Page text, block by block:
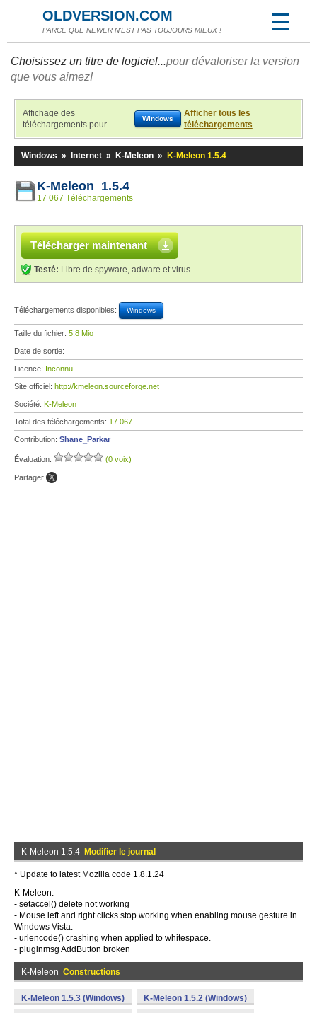
OLDVERSION.COM
PARCE QUE NEWER N'EST PAS TOUJOURS MIEUX !
Choisissez un titre de logiciel...pour dévaloriser la version
que vous aimez!
Affichage des
téléchargements pour
Windows
Afficher tous les
téléchargements
Windows » Internet » K-Meleon » K-Meleon 1.5.4
K-Meleon 1.5.4
17 067 Téléchargements
Télécharger maintenant
Testé: Libre de spyware, adware et virus
Téléchargements disponibles: Windows
Taille du fichier: 5,8 Mio
Date de sortie:
Licence: Inconnu
Site officiel: http://kmeleon.sourceforge.net
Société: K-Meleon
Total des téléchargements: 17 067
Contribution: Shane_Parkar
Évaluation: (0 voix)
Partager:
K-Meleon 1.5.4 Modifier le journal
* Update to latest Mozilla code 1.8.1.24
K-Meleon:
- setaccel() delete not working
- Mouse left and right clicks stop working when enabling mouse gesture in
Windows Vista.
- urlencode() crashing when applied to whitespace.
- pluginmsg AddButton broken
K-Meleon Constructions
K-Meleon 1.5.3 (Windows) K-Meleon 1.5.2 (Windows)